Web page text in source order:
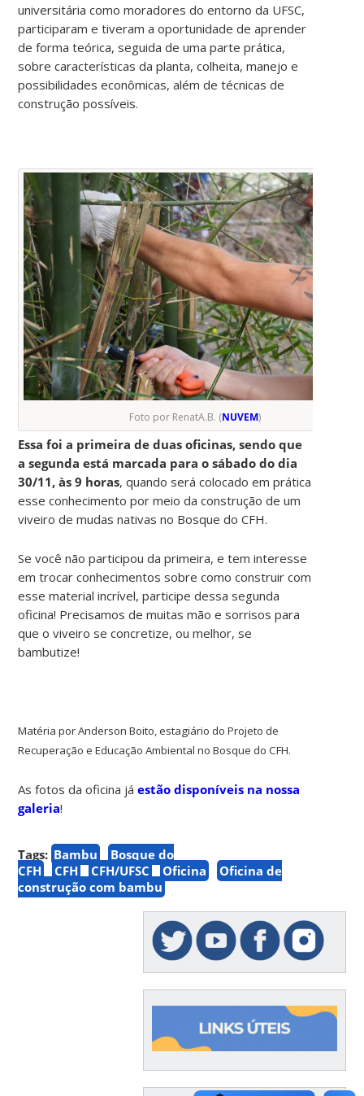
universitária como moradores do entorno da UFSC,
participaram e tiveram a oportunidade de aprender
de forma teórica, seguida de uma parte prática,
sobre características da planta, colheita, manejo e
possibilidades econômicas, além de técnicas de
construção possíveis.
Foto por RenatA.B. (NUVEM)
Essa foi a primeira de duas oficinas, sendo que
a segunda está marcada para o sábado do dia
30/11, às 9 horas, quando será colocado em prática
esse conhecimento por meio da construção de um
viveiro de mudas nativas no Bosque do CFH.
Se você não participou da primeira, e tem interesse
em trocar conhecimentos sobre como construir com
esse material incrível, participe dessa segunda
oficina! Precisamos de muitas mão e sorrisos para
que o viveiro se concretize, ou melhor, se
bambutize!
Matéria por Anderson Boito, estagiário do Projeto de
Recuperação e Educação Ambiental no Bosque do CFH.
As fotos da oficina jáestão disponíveis na nossa
galeria!
Tags: Bambu
Bosque do
CFH
CFH CFH/UFSC Oficina
Oficina de
construção com bambu